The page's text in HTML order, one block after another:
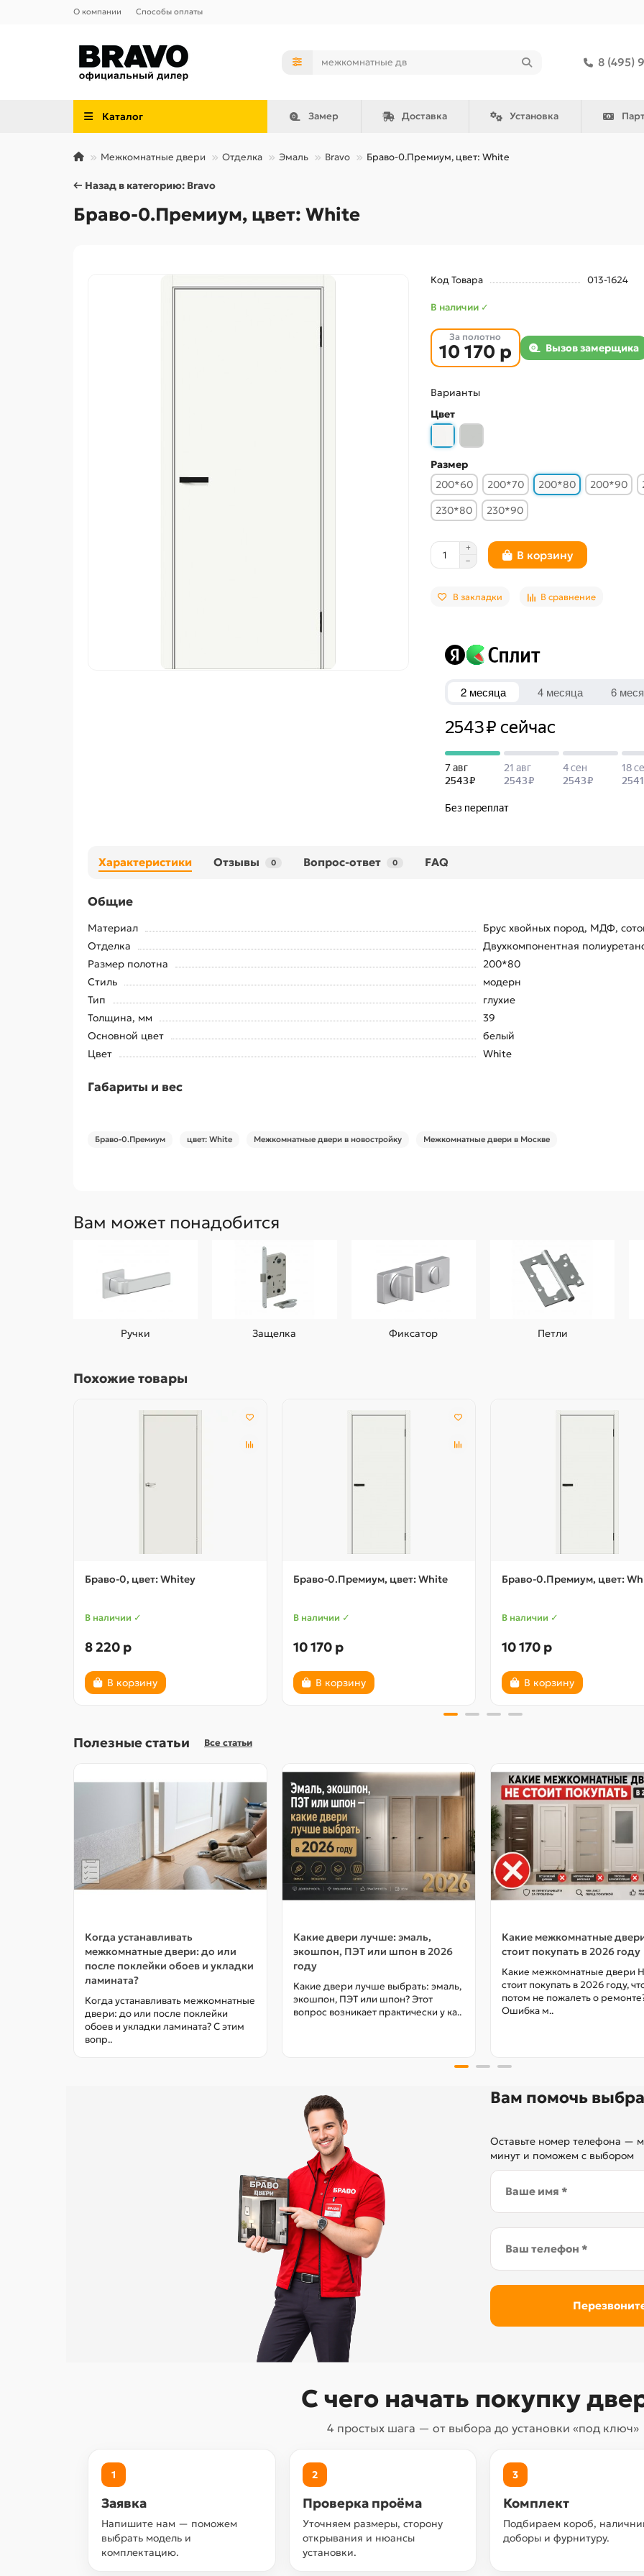
О компании Способы оплаты
8 (495)
Каталог Замер Доставка Установка
Межкомнатные двери Отделка Эмаль Bravo Браво-0.Премиум, цвет: White
← Назад в категорию: Bravo
Браво-0.Премиум, цвет: White
Код Товара 013-1624
В наличии ✓
За полотно
10 170 р Вызов замерщика
Варианты
Цвет
Размер
200*60
200*70 200*80 200*90
230*80
230*90
В корзину
В закладки В сравнение
Характеристики Отзывы 0 Вопрос-ответ 0 FAQ
Общие
Материал
Брус хвойных пород, МДФ,
Отделка
Двухкомпонентная
Размер полотна
200*80
Стиль
модерн
Тип
глухие
Толщина, мм
39
Основной цвет
белый
Цвет
White
Габариты и вес
Браво-0.Премиум цвет: White Межкомнатные двери в новостройку Межкомнатные двери в Москве
Вам может понадобится
Ручки Защелка Фиксатор Петли
Похожие товары
Браво-0, цвет: Whitey
В наличии ✓
8 220 р
В корзину
Браво-0.Премиум, цвет: White
В наличии ✓
10 170 р
В корзину
Браво-0.Премиум, цвет:
В наличии ✓
10 170 р
В корзину
Полезные статьи Все статьи
Когда устанавливать
межкомнатные двери: до или
после поклейки обоев и укладки
ламината?
Когда устанавливать межкомнатные
двери: до или после поклейки
обоев и укладки ламината? С этим
вопр..
Какие двери лучше: эмаль,
экошпон, ПЭТ или шпон в 2026
году
Какие двери лучше выбрать: эмаль,
экошпон, ПЭТ или шпон? Этот
вопрос возникает практически у ка..
Какие межкомнатные
стоит покупать в 2026 году
Какие межкомнатные двери
стоит покупать в 2026 году,
потом не пожалеть о
Ошибка м..
Вам помочь
Оставьте номер телефона —
минут и поможем с выбором
С чего начать покупку
4 простых шага — от выбора до установки «под ключ»
1
Заявка
Напишите нам — поможем
выбрать модель и
комплектацию.
2
Проверка проёма
Уточняем размеры, сторону
открывания и нюансы
установки.
3
Комплект
Подбираем короб,
доборы и фурнитуру.